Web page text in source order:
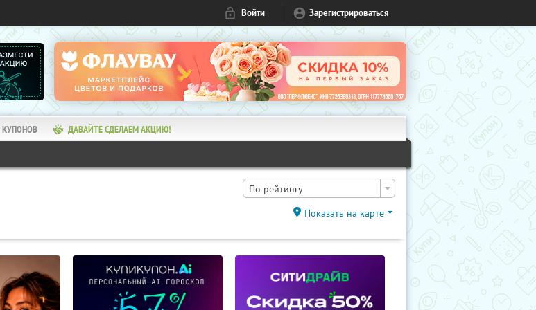
Войти Зарегистрироваться
КУПОНОВ ДАВАЙТЕ СДЕЛАЕМ АКЦИЮ!
По рейтингу
Показать на карте